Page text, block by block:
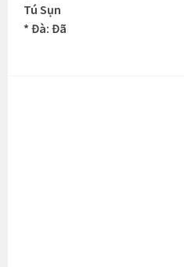
Tú Sụn
* Đà: Đã